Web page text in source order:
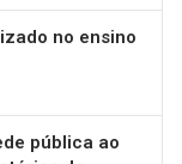
no ensino
pública ao